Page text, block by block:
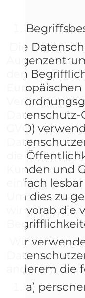
Die
den
GVO)
die
Kunden und
einfach
Um dies zu
wir vorab die
Wir
anderem die
a)